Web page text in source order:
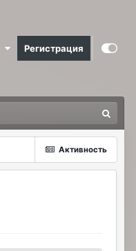
Регистрация
Активность